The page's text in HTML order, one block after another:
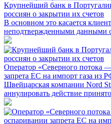
Крупнейший банк в
россиян о закрытии их счетов
В основном это касается
неподтвержденными данными о
Оператор «Северного потока
запрета ЕС на импорт газа из
Швейцарская компании Nord
аннулировать действие